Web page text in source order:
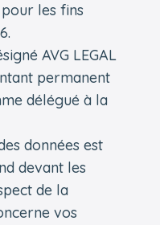
les fins
AVG LEGAL
permanent
délégué à la
données est
devant les
de la
vos